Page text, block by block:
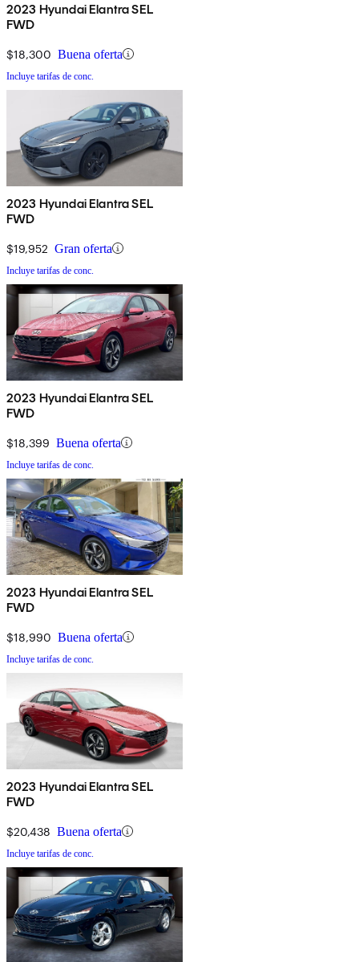
2023 Hyundai Elantra SEL
FWD
$18,300 Buena oferta
Incluye tarifas de conc.
2023 Hyundai Elantra SEL
FWD
$19,952 Gran oferta
Incluye tarifas de conc.
2023 Hyundai Elantra SEL
FWD
$18,399 Buena oferta
Incluye tarifas de conc.
2023 Hyundai Elantra SEL
FWD
$18,990 Buena oferta
Incluye tarifas de conc.
2023 Hyundai Elantra SEL
FWD
$20,438 Buena oferta
Incluye tarifas de conc.